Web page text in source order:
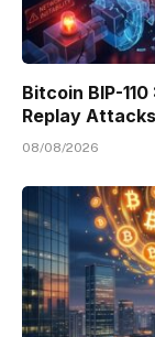
Bitcoin BIP-
Replay Attacks
08/08/2026